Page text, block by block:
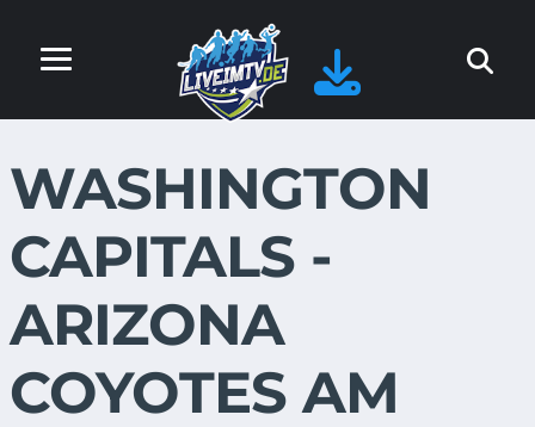
WASHINGTON
CAPITALS -
ARIZONA
COYOTES AM